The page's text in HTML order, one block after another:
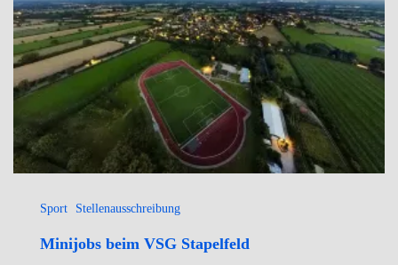
Sport Stellenausschreibung
Minijobs beim VSG Stapelfeld